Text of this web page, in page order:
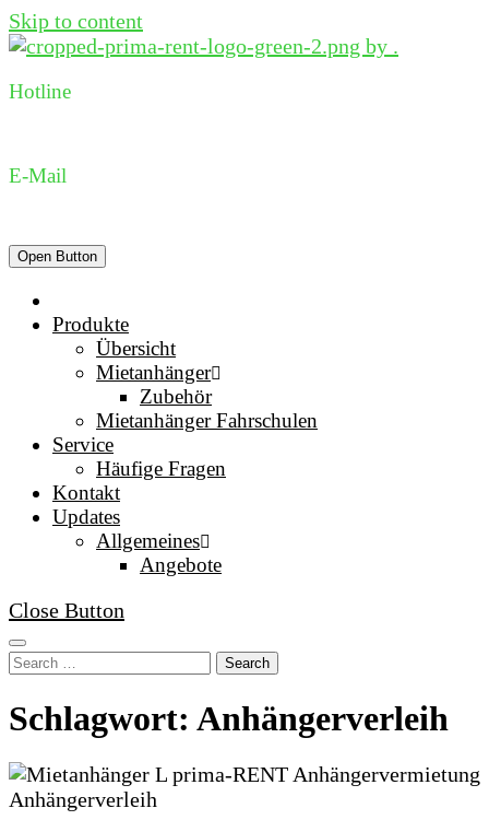
Skip to content
Hotline
E-Mail
Open Button
Produkte
Übersicht
Mietanhänger
Zubehör
Mietanhänger Fahrschulen
Service
Häufige Fragen
Kontakt
Updates
Allgemeines
Angebote
Close Button
Search
Schlagwort: Anhängerverleih